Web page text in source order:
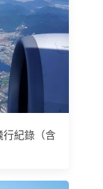
行紀錄（含